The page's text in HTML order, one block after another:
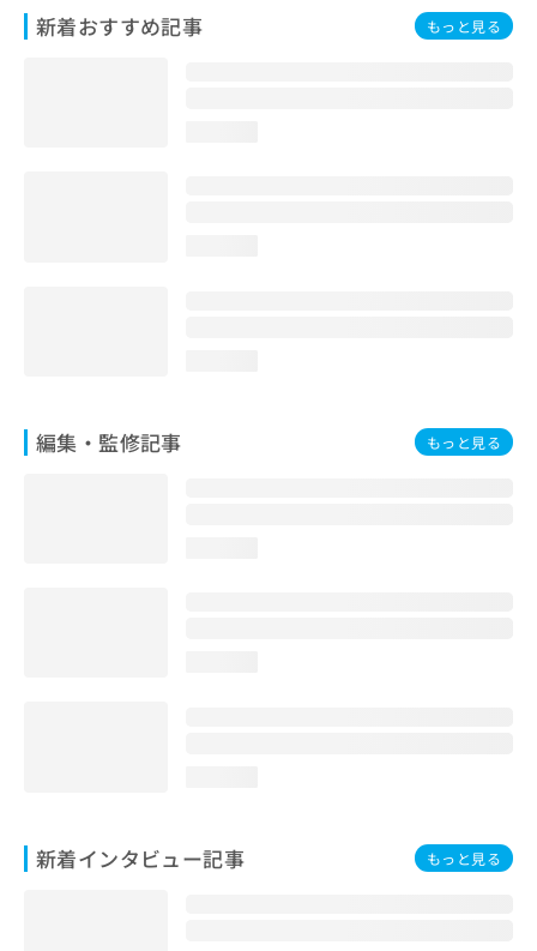
新着おすすめ記事 もっと見る
編集・監修記事 もっと見る
新着インタビュー記事 もっと見る
お
問